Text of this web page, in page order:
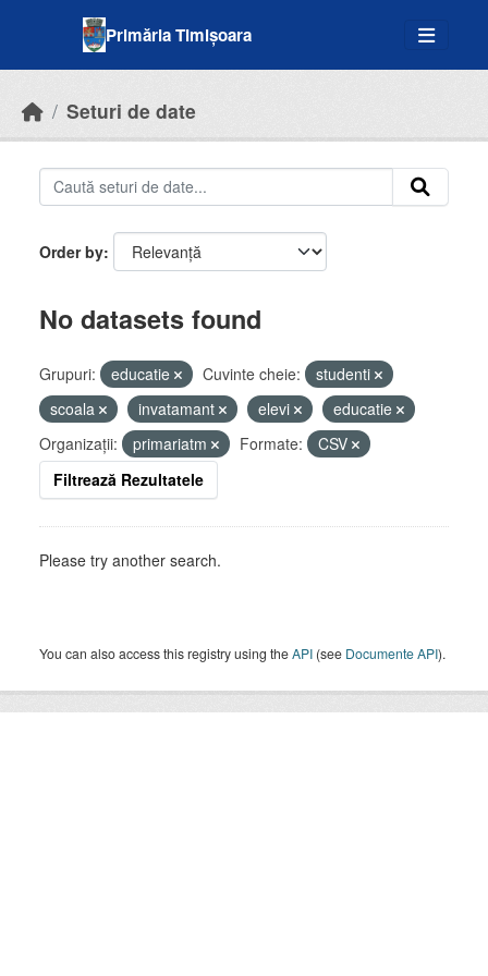
Primăria Timișoara
Seturi de date
Order by
No datasets found
Grupuri: educatie Cuvinte cheie:
studenti
scoala
invatamant elevi
educatie
Organizații:
primariatm Formate:
CSV
Filtrează Rezultatele
Please try another search.
You can also access this registry using theAPI (see Documente API).